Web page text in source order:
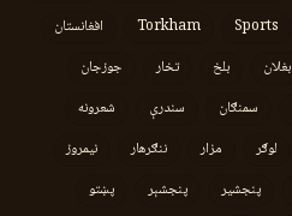
Sports
Torkham
افغانستان
بغلان بلخ تخار
جوزجان
سمنګان سندرې
شعرونه
لوګر مزار ننګرهار
نیمروز
پنجشیر پنجشېر
پښتو